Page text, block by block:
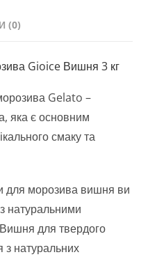
(0)
Gioice Вишня 3 кг
Gelato –
яка є основним
смаку та
для морозива вишня ви
натуральними
для твердого
з натуральних